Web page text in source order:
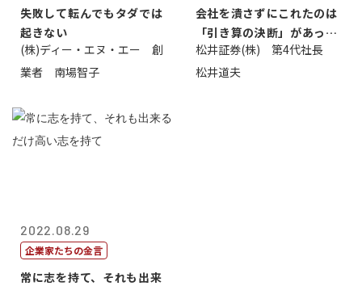
失敗して転んでもタダでは
起きない
(株)ディー・エヌ・エー 創
業者 南場智子
会社を潰さずにこれたのは
「引き算の決断」があった
から
松井証券(株) 第4代社長
松井道夫
2022.08.29
企業家たちの金言
常に志を持て、それも出来